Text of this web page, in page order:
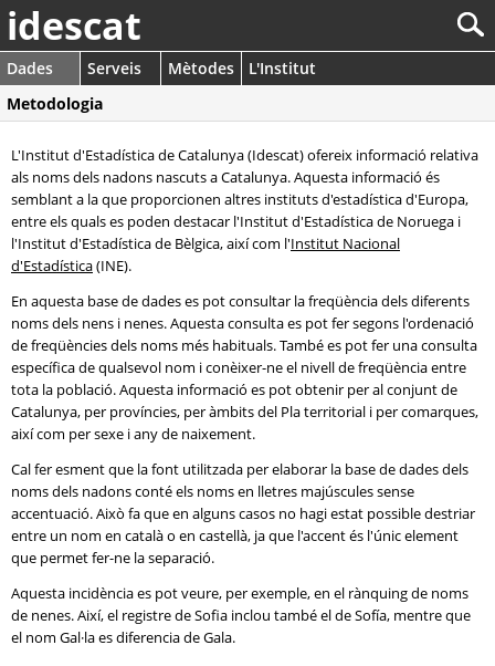
idescat
Dades Serveis Mètodes
L'Institut
Metodologia
L'Institut d'Estadística de Catalunya (Idescat) ofereix informació relativa
als noms dels nadons nascuts a Catalunya. Aquesta informació és
semblant a la que proporcionen altres instituts d'estadística d'Europa,
entre els quals es poden destacar l'Institut d'Estadística de Noruega i
l'Institut d'Estadística de Bèlgica, així com l'Institut Nacional
d'Estadística(INE).
En aquesta base de dades es pot consultar la freqüència dels diferents
noms dels nens i nenes. Aquesta consulta es pot fer segons l'ordenació
de freqüències dels noms més habituals. També es pot fer una consulta
específica de qualsevol nom i conèixer-ne el nivell de freqüència entre
tota la població. Aquesta informació es pot obtenir per al conjunt de
Catalunya, per províncies, per àmbits del Pla territorial i per comarques,
així com per sexe i any de naixement.
Cal fer esment que la font utilitzada per elaborar la base de dades dels
noms dels nadons conté els noms en lletres majúscules sense
accentuació. Això fa que en alguns casos no hagi estat possible destriar
entre un nom en català o en castellà, ja que l'accent és l'únic element
que permet fer-ne la separació.
Aquesta incidència es pot veure, per exemple, en el rànquing de noms
de nenes. Així, el registre de Sofia inclou també el de Sofía, mentre que
el nom Gal·la es diferencia de Gala.